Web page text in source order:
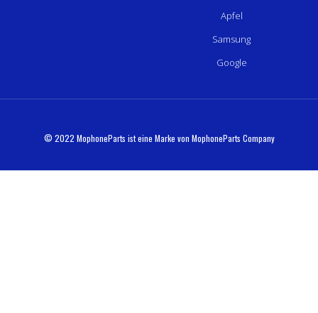
Apfel
Samsung
Google
© 2022 MophoneParts ist eine Marke von MophoneParts Company